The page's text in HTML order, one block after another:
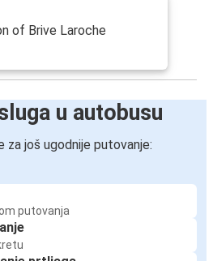
of Brive Laroche
u autobusu
za još ugodnije putovanje:
putovanja